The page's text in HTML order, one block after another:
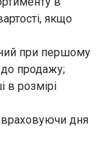
якщо
при першому
продажу;
в розмірі
дня